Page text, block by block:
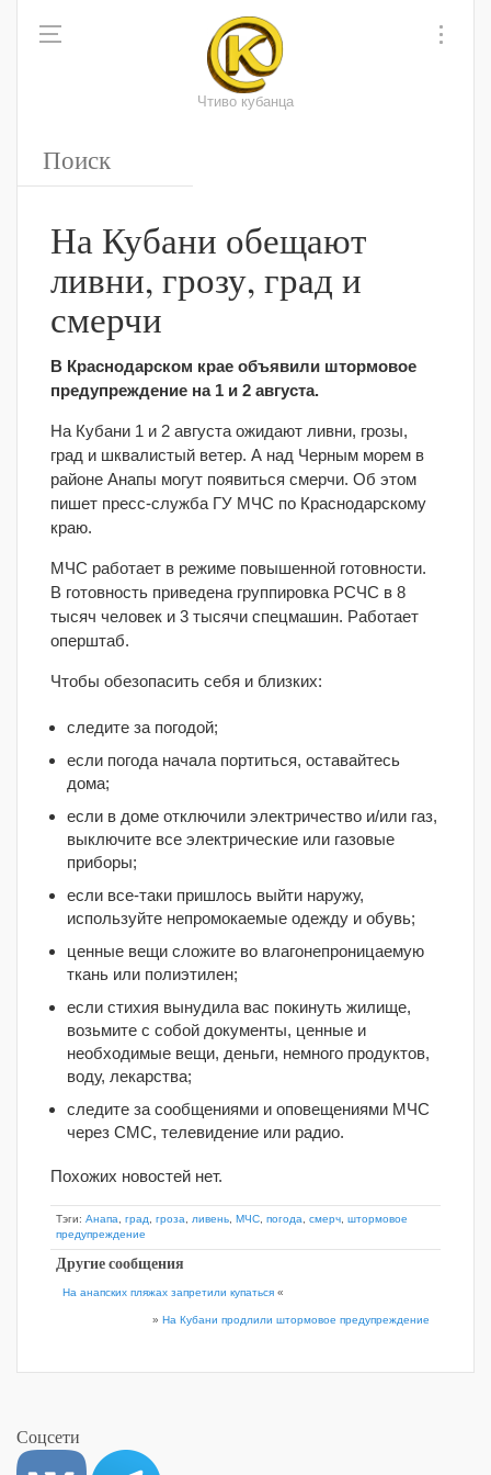
Чтиво кубанца
На Кубани обещают
ливни, грозу, град и
смерчи
В Краснодарском крае объявили штормовое
предупреждение на 1 и 2 августа.
На Кубани 1 и 2 августа ожидают ливни, грозы,
град и шквалистый ветер. А над Черным морем в
районе Анапы могут появиться смерчи. Об этом
пишет пресс-служба ГУ МЧС по Краснодарскому
краю.
МЧС работает в режиме повышенной готовности.
В готовность приведена группировка РСЧС в 8
тысяч человек и 3 тысячи спецмашин. Работает
оперштаб.
Чтобы обезопасить себя и близких:
следите за погодой;
если погода начала портиться, оставайтесь
дома;
если в доме отключили электричество и/или газ,
выключите все электрические или газовые
приборы;
если все-таки пришлось выйти наружу,
используйте непромокаемые одежду и обувь;
ценные вещи сложите во влагонепроницаемую
ткань или полиэтилен;
если стихия вынудила вас покинуть жилище,
возьмите с собой документы, ценные и
необходимые вещи, деньги, немного продуктов,
воду, лекарства;
следите за сообщениями и оповещениями МЧС
через СМС, телевидение или радио.
Похожих новостей нет.
Тэги: Анапа град гроза ливень МЧС погода смерч штормовое
предупреждение
Другие сообщения
На анапских пляжах запретили купаться «
» На Кубани продлили штормовое предупреждение
Соцсети